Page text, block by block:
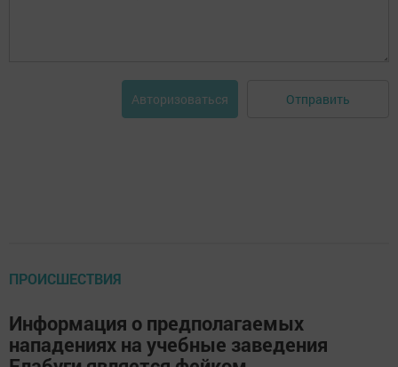
Авторизоваться Отправить
ПРОИСШЕСТВИЯ
Информация о предполагаемых
нападениях на учебные заведения